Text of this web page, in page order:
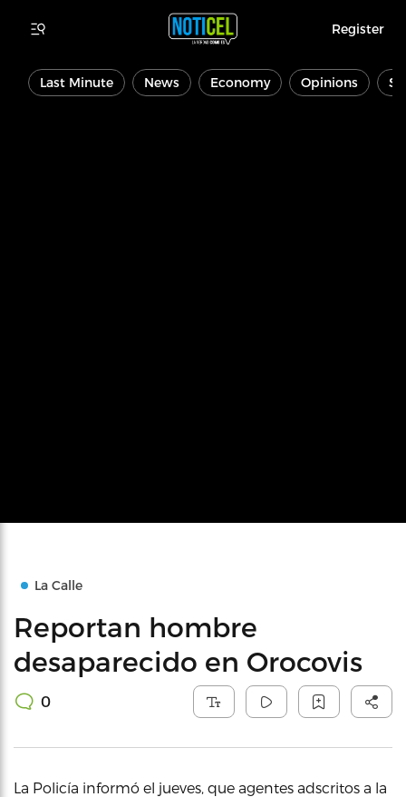
Register
Last Minute News Economy Opinions
La Calle
Reportan hombre
desaparecido en Orocovis
0
La Policía informó el jueves, que agentes adscritos a la